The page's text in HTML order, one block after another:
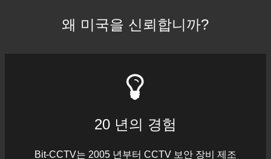
왜 미국을 신뢰합니까?
20 년의 경험
Bit-CCTV는 2005 년부터 CCTV 보안 장비 제조